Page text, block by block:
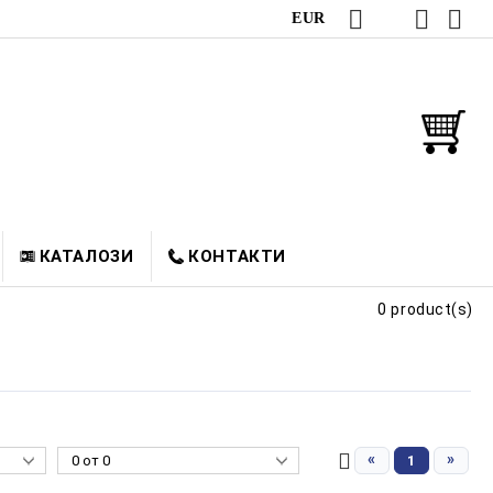
EUR
КАТАЛОЗИ КОНТАКТИ
0 product(s)
« 1 »